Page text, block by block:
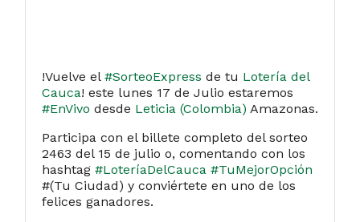
!Vuelve el #SorteoExpress de tu Lotería del
Cauca! este lunes 17 de Julio estaremos
#EnVivo desde Leticia (Colombia) Amazonas.
Participa con el billete completo del sorteo
2463 del 15 de julio o, comentando con los
hashtag #LoteríaDelCauca #TuMejorOpción
#(Tu Ciudad) y conviértete en uno de los
felices ganadores.